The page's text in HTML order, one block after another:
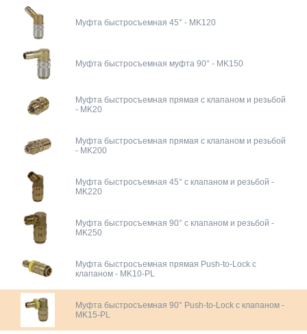
Муфта быстросъемная 45° - MK120
Муфта быстросъемная муфта 90° - MK150
Муфта быстросъемная прямая с клапаном и резьбой
- MK20
Муфта быстросъемная прямая с клапаном и резьбой
- MK200
Муфта быстросъемная 45° с клапаном и резьбой -
MK220
Муфта быстросъемная 90° с клапаном и резьбой -
MK250
Муфта быстросъемная прямая Push-to-Lock с
клапаном - MK10-PL
Муфта быстросъемная 90° Push-to-Lock с клапаном -
MK15-PL